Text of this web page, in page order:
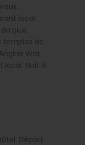
local.
plus
temples de
Wat.
local. Nuit à
Départ